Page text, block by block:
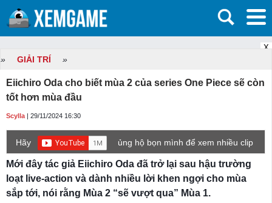
X
» GIẢI TRÍ »
Eiichiro Oda cho biết mùa 2 của series One Piece sẽ còn
tốt hơn mùa đầu
Scylla | 29/11/2024 16:30
Hãy
ủng hộ bọn mình để xem nhiều clip
game mới hơn nhé!
Mới đây tác giả Eiichiro Oda đã trở lại sau hậu trường
loạt live-action và dành nhiều lời khen ngợi cho mùa
sắp tới, nói rằng Mùa 2 “sẽ vượt qua” Mùa 1.